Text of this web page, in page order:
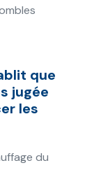
que
jugée
les
du